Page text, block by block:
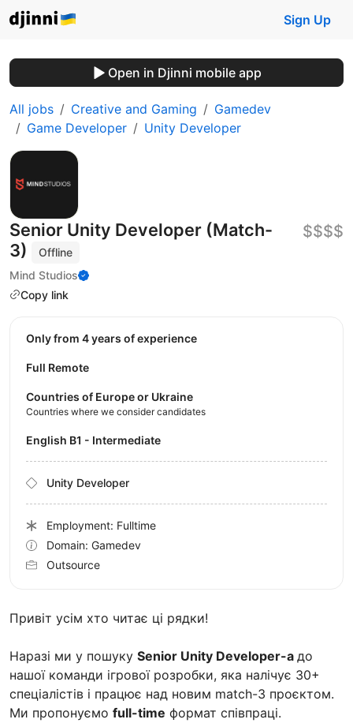
Sign Up
Open in Djinni mobile app
All jobs Creative and Gaming
Gamedev
Game Developer
Unity Developer
Senior Unity Developer (Match-
3)
Offline
Mind Studios
Copy link
$$$$
Привіт усім хто читає ці рядки!
Наразі ми у пошуку Senior Unity Developer-а до
нашої команди ігрової розробки, яка налічує 30+
спеціалістів і працює над новим match-3 проєктом.
Ми пропонуємо full-time формат співпраці.
Only from 4 years of experience
Full Remote
Countries of Europe or Ukraine
Countries where we consider candidates
English B1 - Intermediate
Unity Developer
Employment: Fulltime
Domain: Gamedev
Outsource